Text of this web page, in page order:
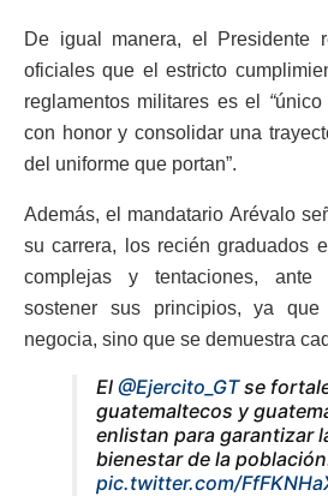
De igual manera, el Presidente
oficiales que el estricto
reglamentos militares es el
“único
con honor y consolidar una
del uniforme que portan”.
Además, el mandatario Arévalo
su carrera, los recién graduados
complejas y tentaciones, ante
sostener sus principios, ya
negocia, sino que se demuestra
El @Ejercito_GTse
guatemaltecos y
enlistan para garantizar
bienestar de la
pic.twitter.com/